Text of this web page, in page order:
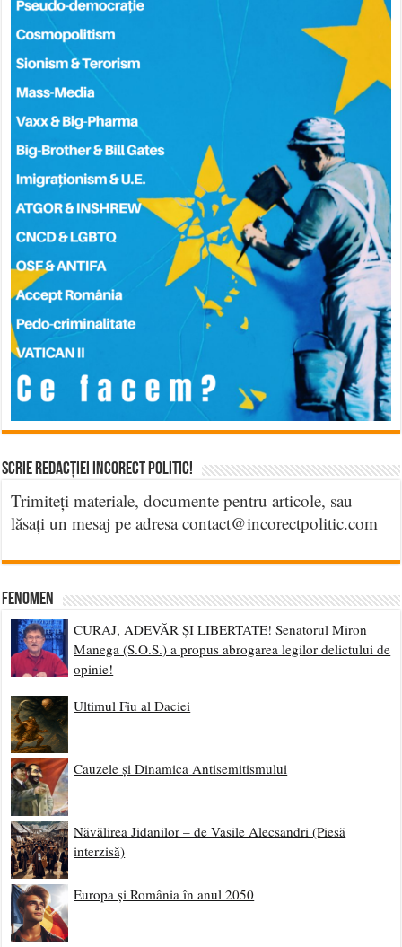
Scrie Redacției Incorect Politic!
Trimiteți materiale, documente pentru articole, sau
lăsați un mesaj pe adresa contact@incorectpolitic.com
Fenomen
CURAJ, ADEVĂR ȘI LIBERTATE! Senatorul Miron
Manega (S.O.S.) a propus abrogarea legilor delictului de
opinie!
Ultimul Fiu al Daciei
Cauzele și Dinamica Antisemitismului
Năvălirea Jidanilor – de Vasile Alecsandri (Piesă
interzisă)
Europa și România în anul 2050